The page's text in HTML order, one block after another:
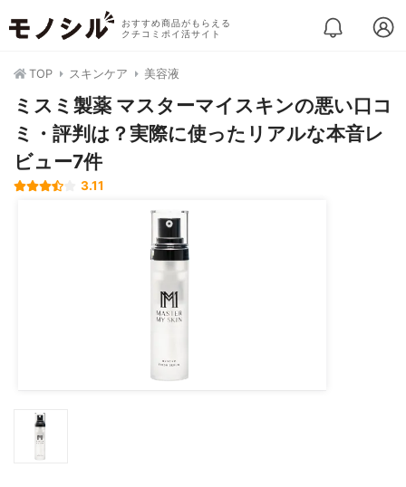
おすすめ商品がもらえる
クチコミポイ活サイト
TOP スキンケア 美容液
ミスミ製薬 マスターマイスキンの悪い口コ
ミ・評判は？実際に使ったリアルな本音レ
ビュー7件
3.11